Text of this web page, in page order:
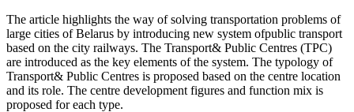
The article highlights the way of solving transportation problems of
large cities of Belarus by introducing new system ofpublic transport
based on the city railways. The Transport& Public Centres (TPC)
are introduced as the key elements of the system. The typology of
Transport& Public Centres is proposed based on the centre location
and its role. The centre development figures and function mix is
proposed for each type.